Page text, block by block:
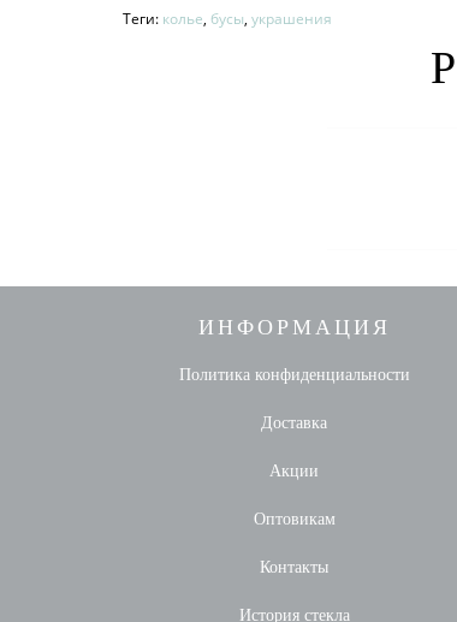
Теги: колье, бусы, украшения
ИНФОРМАЦИЯ
Политика конфиденциальности
Доставка
Акции
Оптовикам
Контакты
История стекла